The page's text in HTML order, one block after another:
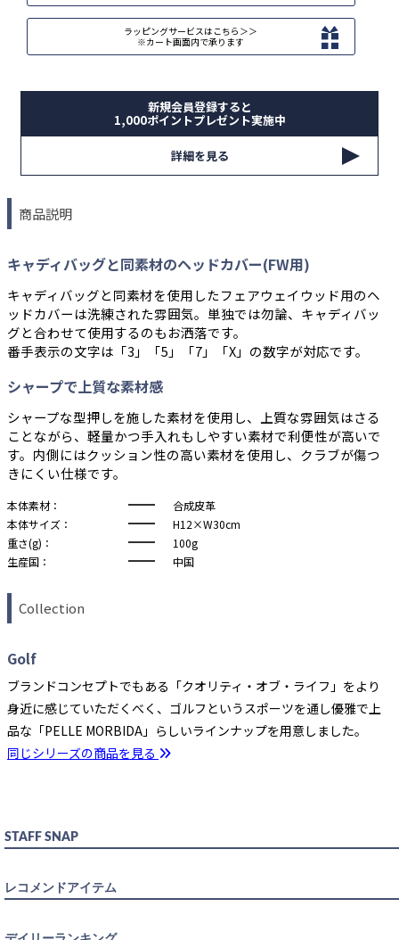
ラッピングサービスはこちら＞＞
※カート画面内で承ります
新規会員登録すると
1,000ポイントプレゼント実施中
詳細を見る
商品説明
キャディバッグと同素材のヘッドカバー(FW用)
キャディバッグと同素材を使用したフェアウェイウッド用のヘ
ッドカバーは洗練された雰囲気。単独では勿論、キャディバッ
グと合わせて使用するのもお洒落です。
番手表示の文字は「3」「5」「7」「X」の数字が対応です。
シャープで上質な素材感
シャープな型押しを施した素材を使用し、上質な雰囲気はさる
ことながら、軽量かつ手入れもしやすい素材で利便性が高いで
す。内側にはクッション性の高い素材を使用し、クラブが傷つ
きにくい仕様です。
本体素材：
合成皮革
本体サイズ：
H12×W30cm
重さ(g)：
100g
生産国：
中国
Collection
Golf
ブランドコンセプトでもある「クオリティ・オブ・ライフ」をより
身近に感じていただくべく、ゴルフというスポーツを通し優雅で上
品な「PELLE MORBIDA」らしいラインナップを用意しました。
同じシリーズの商品を見る
STAFF SNAP
レコメンドアイテム